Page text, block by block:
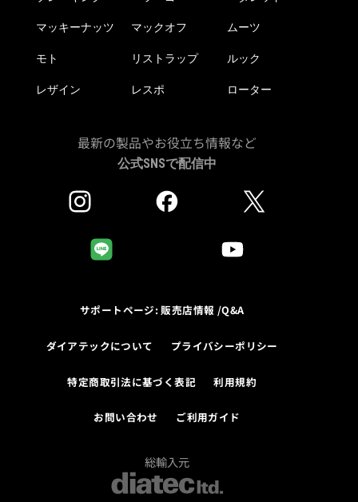
マッキーナッツ マックオフ ムーツ
モト リストラップ ルック
レザイン レスポ ローター
最新の製品やお役立ち情報など
公式SNSで配信中
サポートページ: 販売店情報 /Q&A
ダイアテックについて プライバシーポリシー
特定商取引法に基づく表記 利用規約
お問い合わせ ご利用ガイド
総輸入元